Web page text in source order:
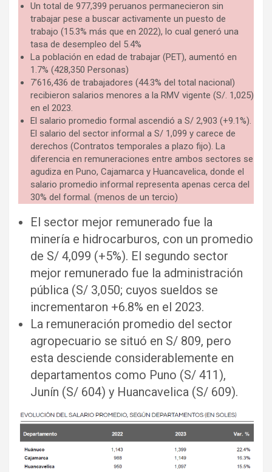
Un total de 977,399 peruanos permanecieron sin
trabajar pese a buscar activamente un puesto de
trabajo (15.3% más que en 2022), lo cual generó una
tasa de desempleo del 5.4%
La población en edad de trabajar (PET), aumentó en
1.7% (428,350 Personas)
7’616,436 de trabajadores (44.3% del total nacional)
recibieron salarios menores a la RMV vigente (S/. 1,025)
en el 2023.
El salario promedio formal ascendió a S/ 2,903 (+9.1%).
El salario del sector informal a S/ 1,099 y carece de
derechos (Contratos temporales a plazo fijo). La
diferencia en remuneraciones entre ambos sectores se
agudiza en Puno, Cajamarca y Huancavelica, donde el
salario promedio informal representa apenas cerca del
30% del formal. (menos de un tercio)
El sector mejor remunerado fue la
minería e hidrocarburos, con un promedio
de S/ 4,099 (+5%). El segundo sector
mejor remunerado fue la administración
pública (S/ 3,050; cuyos sueldos se
incrementaron +6.8% en el 2023.
La remuneración promedio del sector
agropecuario se situó en S/ 809, pero
esta desciende considerablemente en
departamentos como Puno (S/ 411),
Junín (S/ 604) y Huancavelica (S/ 609).